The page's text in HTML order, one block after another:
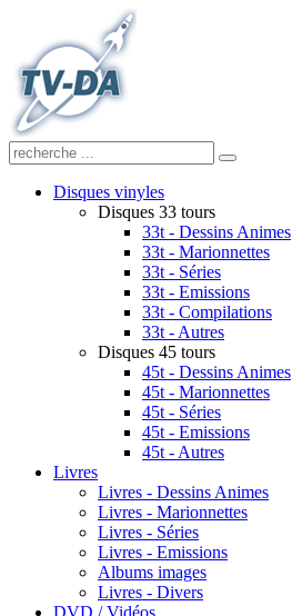
Disques vinyles
Disques 33 tours
33t - Dessins Animes
33t - Marionnettes
33t - Séries
33t - Emissions
33t - Compilations
33t - Autres
Disques 45 tours
45t - Dessins Animes
45t - Marionnettes
45t - Séries
45t - Emissions
45t - Autres
Livres
Livres - Dessins Animes
Livres - Marionnettes
Livres - Séries
Livres - Emissions
Albums images
Livres - Divers
DVD / Vidéos